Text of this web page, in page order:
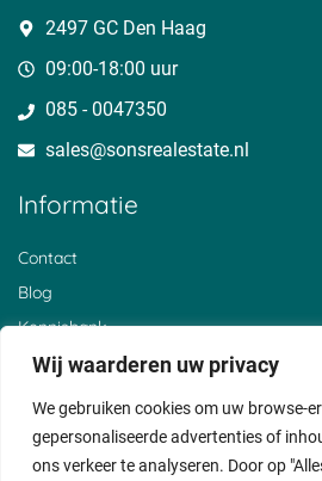
Wij waarderen uw privacy
We gebruiken cookies om uw browse-
gepersonaliseerde advertenties of
ons verkeer te analyseren. Door op
2497 GC Den Haag
09:00-18:00 uur
085 - 0047350
sales@sonsrealestate.nl​
Informatie
Contact
Blog
Kennisbank
Over ons
Privacyverklaring
Cookiebeleid